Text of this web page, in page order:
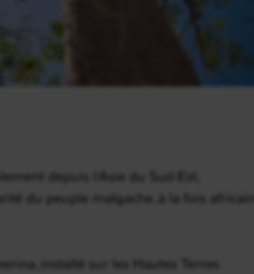
depuis l’Asie du Sud-Est,
du peuple malgache, à la fois africain
installé sur les Hautes Terres